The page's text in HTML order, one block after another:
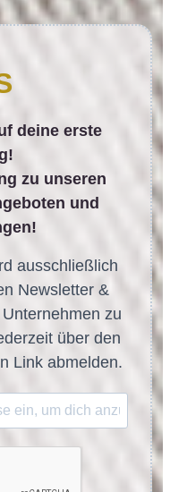
deine erste
zu unseren
und
ausschließlich
Newsletter &
zu
über den
Link abmelden.